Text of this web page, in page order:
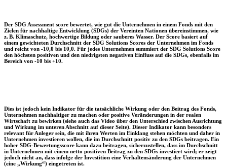
Der SDG Assessment score bewertet, wie gut die Unternehmen in einem Fonds mit den
Zielen für nachhaltige Entwicklung (SDGs) der Vereinten Nationen übereinstimmen, wie
z. B. Klimaschutz, hochwertige Bildung oder sauberes Wasser. Der Score basiert auf
einem gewichteten Durchschnitt der SDG Solutions Scores der Unternehmen im Fonds
und reicht von -10,0 bis 10,0. Für jedes Unternehmen summiert der SDG Solutions Score
den höchsten positiven und den niedrigsten negativen Einfluss auf die SDGs, ebenfalls im
Bereich von -10 bis +10.
Dies ist jedoch kein Indikator für die tatsächliche Wirkung oder den Beitrag des Fonds,
Unternehmen nachhaltiger zu machen oder positive Veränderungen in der realen
Wirtschaft zu bewirken (siehe auch das Video über den Unterschied zwischen Ausrichtung
und Wirkung im unteren Abschnitt auf dieser Seite). Dieser Indikator kann besonders
relevant für Anleger sein, die mit ihren Werten im Einklang stehen möchten und daher in
Unternehmen investieren wollen, die im Durchschnitt positiv zu den SDGs beitragen. Ein
hoher SDG-Bewertungsscore kann dazu beitragen, sicherzustellen, dass im Durchschnitt
in Unternehmen mit einem netto positiven Beitrag zu den SDGs investiert wird; er zeigt
jedoch nicht an, dass infolge der Investition eine Verhaltensänderung der Unternehmen
(eine „Wirkung“) eingetreten ist.